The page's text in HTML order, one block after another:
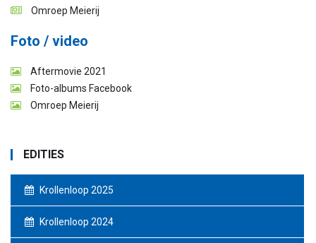
Omroep Meierij
Foto / video
Aftermovie 2021
Foto-albums Facebook
Omroep Meierij
EDITIES
Krollenloop 2025
Krollenloop 2024